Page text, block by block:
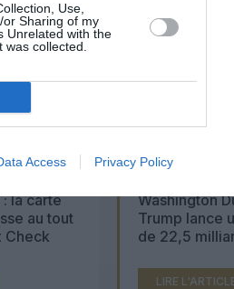
Use,
Sharing of my
Unrelated with the
collected.
Access Privacy Policy
la carte
au tout
Check
Washington
Trump lance
de 22,5
LIRE